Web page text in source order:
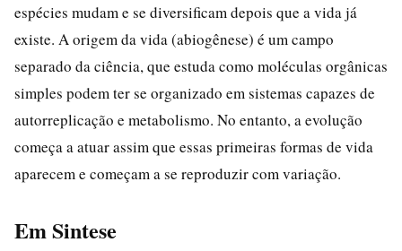
espécies mudam e se diversificam depois que a vida já
existe. A origem da vida (abiogênese) é um campo
separado da ciência, que estuda como moléculas orgânicas
simples podem ter se organizado em sistemas capazes de
autorreplicação e metabolismo. No entanto, a evolução
começa a atuar assim que essas primeiras formas de vida
aparecem e começam a se reproduzir com variação.
Em Sintese